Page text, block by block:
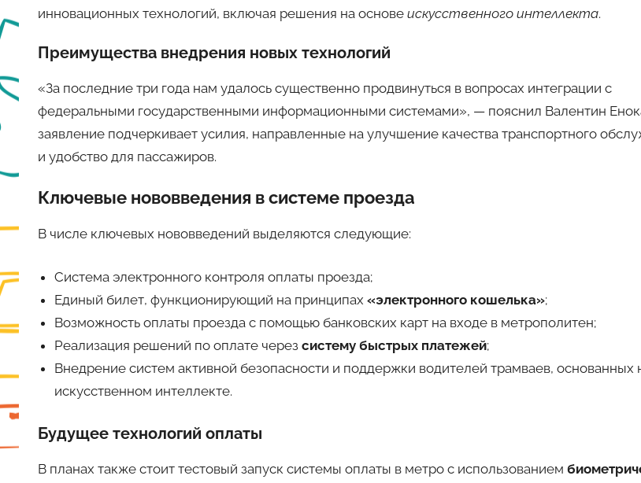
инновационных технологий, включая решения на основе искусственного интеллекта.
Преимущества внедрения новых технологий
«За последние три года нам удалось существенно продвинуться в вопросах интеграции с
федеральными государственными информационными системами», — пояснил Валентин
заявление подчеркивает усилия, направленные на улучшение качества транспортного
и удобство для пассажиров.
Ключевые нововведения в системе проезда
В числе ключевых нововведений выделяются следующие:
Система электронного контроля оплаты проезда;
Единый билет, функционирующий на принципах«электронного кошелька»;
Возможность оплаты проезда с помощью банковских карт на входе в метрополитен;
Реализация решений по оплате черезсистему быстрых платежей;
Внедрение систем активной безопасности и поддержки водителей трамваев, основанных
искусственном интеллекте.
Будущее технологий оплаты
В планах также стоит тестовый запуск системы оплаты в метро с использованием